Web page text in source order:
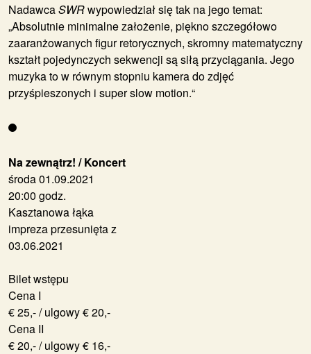
Na zewnątrz! / Koncert
środa 01.09.2021
20:00 godz.
Kasztanowa łąka
impreza przesunięta z
03.06.2021
Bilet wstępu
Cena I
€ 25,- / ulgowy € 20,-
Cena II
€ 20,- / ulgowy € 16,-
NadawcaSWRwypowiedział się tak na jego temat:
„Absolutnie minimalne założenie, piękno szczegółowo
zaaranżowanych figur retorycznych, skromny matematyczny
kształt pojedynczych sekwencji są siłą przyciągania. Jego
muzyka to w równym stopniu kamera do zdjęć
przyśpieszonych i super slow motion.“